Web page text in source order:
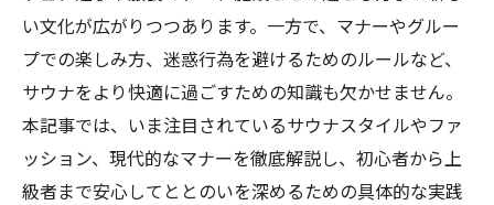
い文化が広がりつつあります。一方で、マナーやグルー
プでの楽しみ方、迷惑行為を避けるためのルールなど、
サウナをより快適に過ごすための知識も欠かせません。
本記事では、いま注目されているサウナスタイルやファ
ッション、現代的なマナーを徹底解説し、初心者から上
級者まで安心してととのいを深めるための具体的な実践